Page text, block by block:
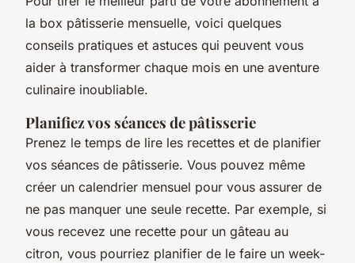
la box pâtisserie mensuelle, voici quelques
conseils pratiques et astuces qui peuvent vous
aider à transformer chaque mois en une aventure
culinaire inoubliable.
Planifiez vos séances de pâtisserie
Prenez le temps de lire les recettes et de planifier
vos séances de pâtisserie. Vous pouvez même
créer un calendrier mensuel pour vous assurer de
ne pas manquer une seule recette. Par exemple, si
vous recevez une recette pour un gâteau au
citron, vous pourriez planifier de le faire un week-